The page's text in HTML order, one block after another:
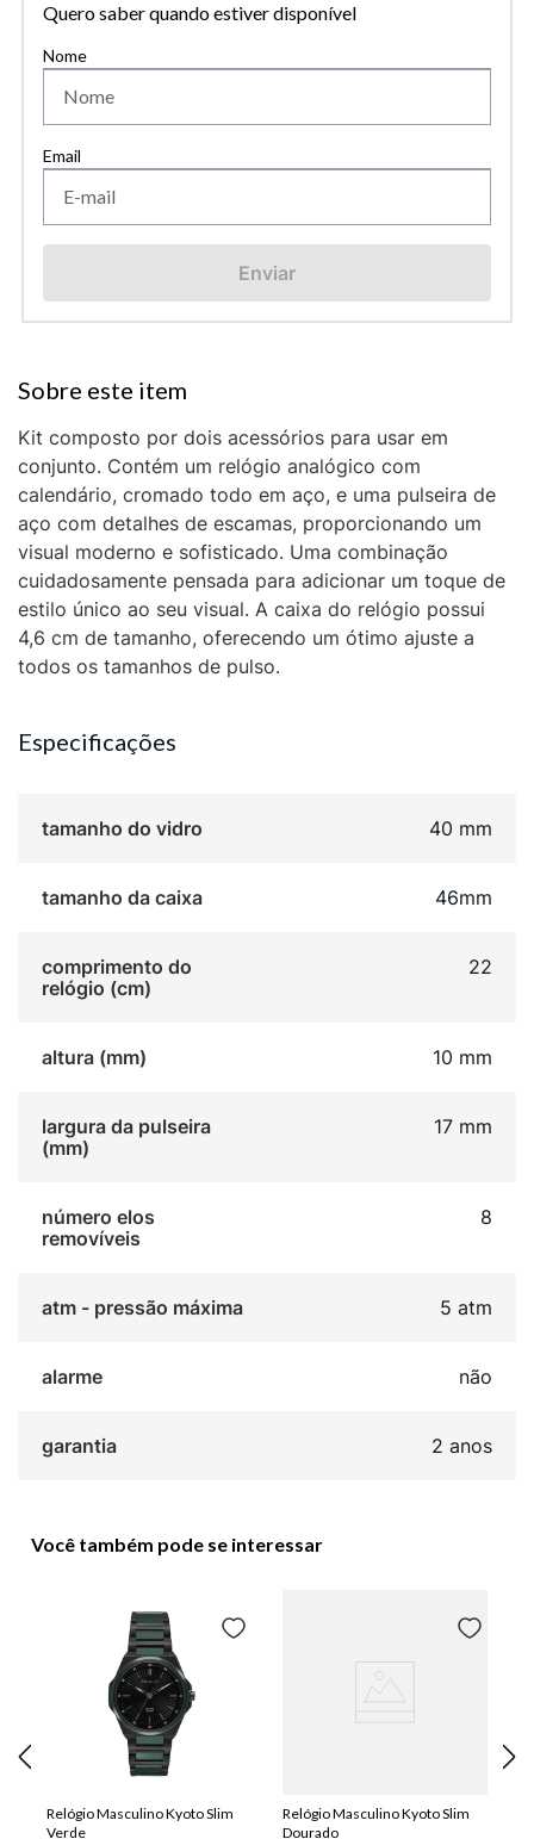
Quero saber quando estiver disponível
Enviar
Kit composto por dois acessórios para usar em
conjunto. Contém um relógio analógico com
calendário, cromado todo em aço, e uma pulseira de
aço com detalhes de escamas, proporcionando um
visual moderno e sofisticado. Uma combinação
cuidadosamente pensada para adicionar um toque de
estilo único ao seu visual. A caixa do relógio possui
4,6 cm de tamanho, oferecendo um ótimo ajuste a
todos os tamanhos de pulso.
Especificações
tamanho do vidro 40 mm
tamanho da caixa 46mm
comprimento do
relógio (cm)
22
altura (mm) 10 mm
largura da pulseira
(mm)
17 mm
número elos
removíveis
8
atm - pressão máxima 5 atm
alarme não
garantia 2 anos
Você também pode se interessar
Relógio Masculino Kyoto Slim
Verde
Relógio Masculino Kyoto Slim
Dourado